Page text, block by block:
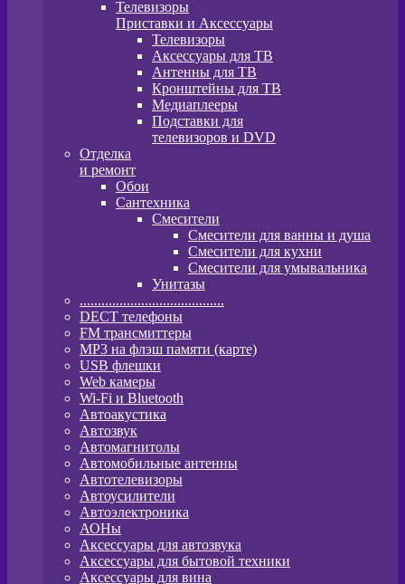
Телевизоры
Приставки и Аксессуары
Телевизоры
Аксессуары для ТВ
Антенны для ТВ
Кронштейны для ТВ
Медиаплееры
Подставки для
телевизоров и DVD
Отделка
и ремонт
Обои
Сантехника
Смесители
Смесители для ванны и душа
Смесители для кухни
Смесители для умывальника
Унитазы
........................................
DECT телефоны
FM трансмиттеры
MP3 на флэш памяти (карте)
USB флешки
Web камеры
Wi-Fi и Bluetooth
Автоакустика
Автозвук
Автомагнитолы
Автомобильные антенны
Автотелевизоры
Автоусилители
Автоэлектроника
АОНы
Аксессуары для автозвука
Аксессуары для бытовой техники
Аксессуары для вина